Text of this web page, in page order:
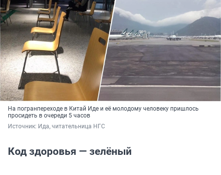
На погранпереходе в Китай Иде и её молодому человеку пришлось
просидеть в очереди 5 часов
Источник: Ида, читательница НГС
Код здоровья — зелёный